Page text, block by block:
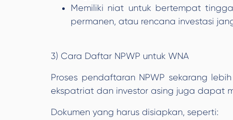
Memiliki niat untuk bertempat
permanen, atau rencana investasi
3) Cara Daftar NPWP untuk WNA
Proses pendaftaran NPWP sekarang
ekspatriat dan investor asing juga dapat
Dokumen yang harus disiapkan, seperti: